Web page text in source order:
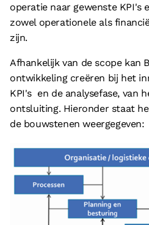
operatie naar gewenste KPI's
zowel operationele als
zijn.
Afhankelijk van de scope kan
ontwikkeling creëren bij het
KPI's en de analysefase, van
ontsluiting. Hieronder staat
de bouwstenen weergegeven: